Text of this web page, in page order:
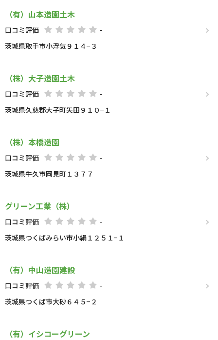
（有）山本造園土木
口コミ評価
-
茨城県取手市小浮気９１４−３
（株）大子造園土木
口コミ評価
-
茨城県久慈郡大子町矢田９１０−１
（株）本橋造園
口コミ評価
-
茨城県牛久市岡見町１３７７
グリーン工業（株）
口コミ評価
-
茨城県つくばみらい市小絹１２５１−１
（有）中山造園建設
口コミ評価
-
茨城県つくば市大砂６４５−２
（有）イシコーグリーン